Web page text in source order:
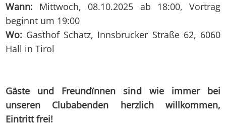
Wann: Mittwoch, 08.10.2025 ab 18:00, Vortrag
beginnt um 19:00
Wo: Gasthof Schatz, Innsbrucker Straße 62, 6060
Hall in Tirol
Gäste und Freundïnnen sind wie immer bei
unseren Clubabenden herzlich willkommen,
Eintritt frei!